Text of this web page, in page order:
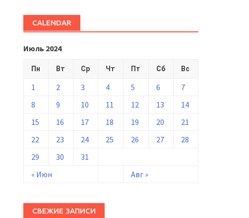
CALENDAR
Июль 2024
Пн Вт Ср Чт Пт Сб Вс
« Июн Авг »
1 2 3 4 5 6
7
8
9 10 11 12 13
14
15
16 17 18 19 20
21
22
23 24 25 26 27
28
29
30 31
СВЕЖИЕ ЗАПИСИ